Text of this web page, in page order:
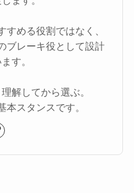
める役割ではなく、
ブレーキ役として設計
す。
解してから選ぶ。
本スタンスです。